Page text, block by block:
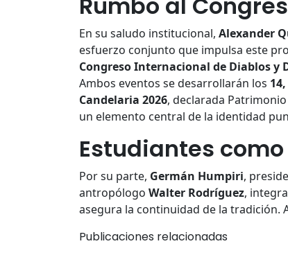
En su saludo institucional, Alexander
esfuerzo conjunto que impulsa este
Congreso Internacional de Diablos y
Ambos eventos se desarrollarán los
Candelaria 2026, declarada
un elemento central de la identidad
Estudiantes
Por su parte, Germán Humpiri,
antropólogo Walter Rodríguez,
asegura la continuidad de la tradición.
Publicaciones relacionadas